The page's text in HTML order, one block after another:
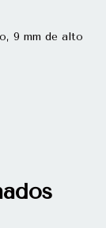
9 mm de alto